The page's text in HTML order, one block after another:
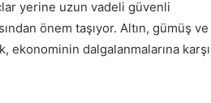
yerine uzun vadeli güvenli
önem taşıyor. Altın, gümüş ve
ekonominin dalgalanmalarına karşı